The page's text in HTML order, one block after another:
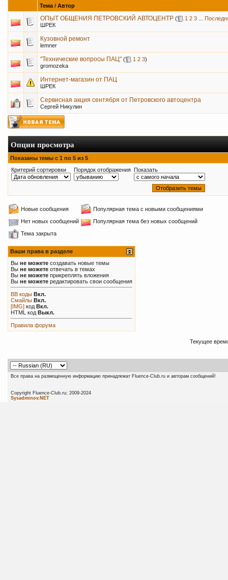
Тема / Автор
ОПЫТ ОБЩЕНИЯ ПЕТРОВСКИЙ АВТОЦЕНТР ( 1 2 3
ШРЕК
Кузовной ремонт
lemner
"Технические вопросы ПАЦ" ( 1 2 3)
gromozeka
Интернет-магазин от ПАЦ
ШРЕК
Cервисная акция сентября от Петровского автоцентра
Сергей Никулин
Опции просмотра
Показаны темы с 1 по 5 из 5
Критерий сортировки
Порядок отображения Показать
Новые сообщения
Популярная тема с новыми сообщениями
Нет новых сообщений
Популярная тема без новых сообщений
Тема закрыта
Ваши права в разделе
Вы не можете создавать новые темы
Вы не можете отвечать в темах
Вы не можете прикреплять вложения
Вы не можете редактировать свои сообщения
BB коды Вкл.
Смайлы Вкл.
[IMG] код Вкл.
HTML код Выкл.
Правила форума
Текущее
Все права на размещенную информацию принадлежат Fluence-Club.ru и авторам сообщений!
Copyright Fluence-Club.ru;
Sysadminov.NET